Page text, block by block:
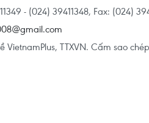
- (024) 39411348, Fax: (024)
VietnamPlus, TTXVN. Cấm sao